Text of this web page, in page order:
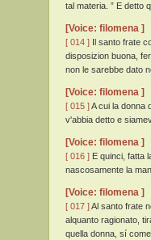
tal materia. ” E detto
[Voice: filomena ]
[ 014 ] Il santo frate
disposizion buona,
non le sarebbe dato
[Voice: filomena ]
[ 015 ]A cui la donna
v'abbia detto e
[Voice: filomena ]
[ 016 ] E quinci, fatta
nascosamente la
[Voice: filomena ]
[ 017 ]Al santo frate
alquanto ragionato,
quella donna, sí